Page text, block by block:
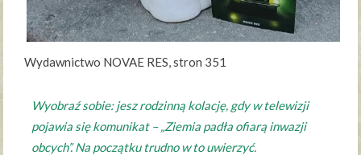
Wydawnictwo NOVAE RES, stron 351
Wyobraź sobie: jesz rodzinną kolację, gdy w telewizji
pojawia się komunikat – „Ziemia padła ofiarą inwazji
obcych”. Na początku trudno w to uwierzyć.